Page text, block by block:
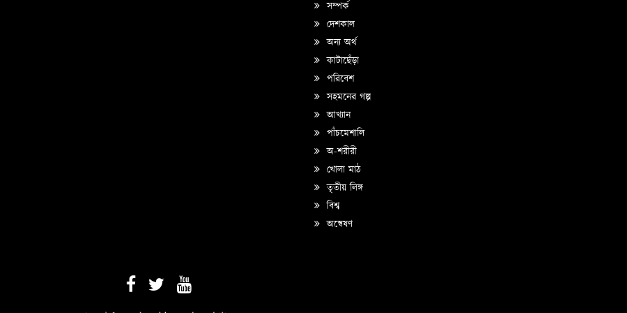
সম্পর্ক
দেশকাল
অন্য অর্থ
কাটাছেঁড়া
পরিবেশ
সহমনের গল্প
আখ্যান
পাঁচমেশালি
অ-শরীরী
খোলা মাঠ
তৃতীয় লিঙ্গ
বিশ্ব
অন্বেষণ